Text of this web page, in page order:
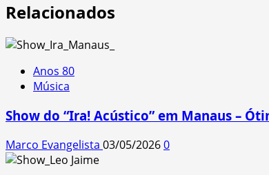
Relacionados
Anos 80
Música
Show do “Ira! Acústico” em Manaus –
Marco Evangelista 03/05/20260